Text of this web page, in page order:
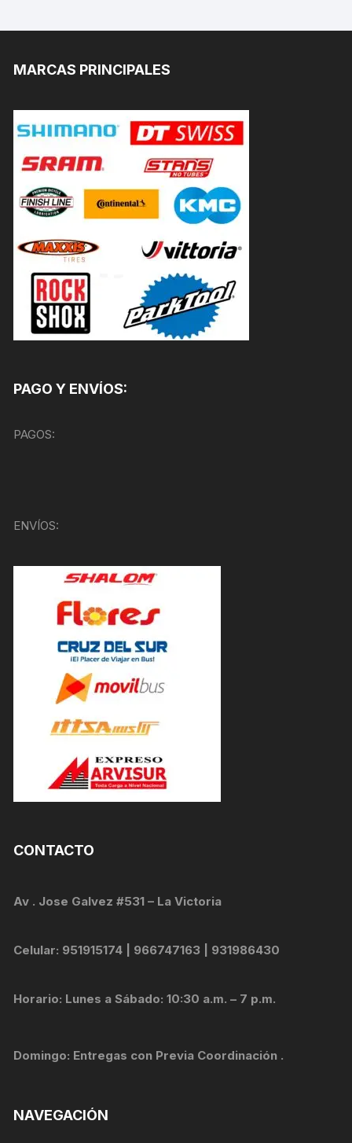
MARCAS PRINCIPALES
PAGO Y ENVÍOS:
PAGOS:
ENVÍOS:
CONTACTO
Av . Jose Galvez #531 – La Victoria
Celular: 951915174 | 966747163 | 931986430
Horario: Lunes a Sábado: 10:30 a.m. – 7 p.m.
Domingo: Entregas con Previa Coordinación .
NAVEGACIÓN